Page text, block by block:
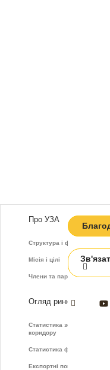
Про УЗА
Структура і функції
Місія і цілі
Члени та партнери
Огляд ринку
Статистика зернового
коридору
Статистика фрахту
Експортні показники